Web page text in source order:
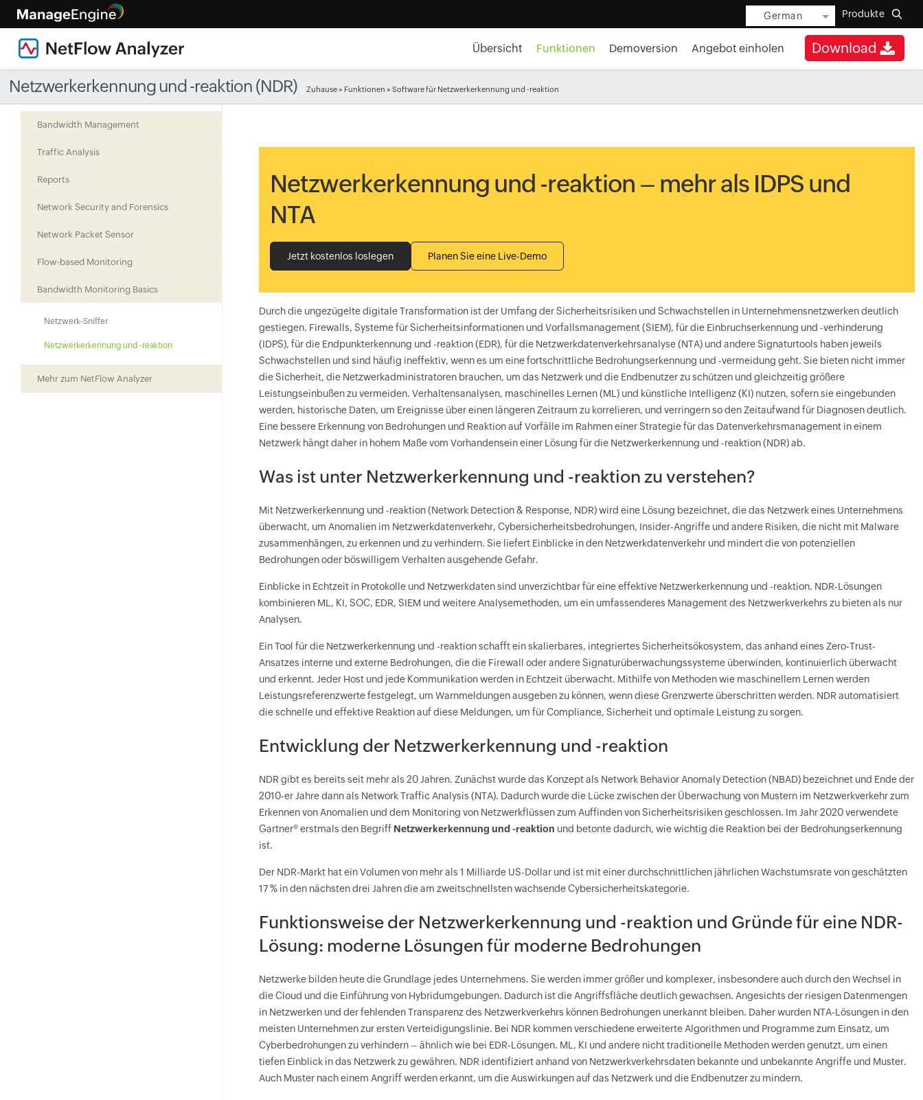
German Produkte
Download
Übersicht Funktionen Demoversion Angebot einholen
Netzwerkerkennung und -reaktion (NDR) Zuhause » Funktionen » Software für Netzwerkerkennung und -reaktion
Bandwidth Management
Traffic Analysis
Reports
Network Security and Forensics
Network Packet Sensor
Flow-based Monitoring
Bandwidth Monitoring Basics
Netzwerk-Sniffer
Netzwerkerkennung und -reaktion
Mehr zum NetFlow Analyzer
Netzwerkerkennung und -reaktion – mehr als IDPS und
NTA
Jetzt kostenlos loslegen Planen Sie eine Live-Demo
Durch die ungezügelte digitale Transformation ist der Umfang der Sicherheitsrisiken und Schwachstellen in Unternehmensnetzwerken deutlich
gestiegen. Firewalls, Systeme für Sicherheitsinformationen und Vorfallsmanagement (SIEM), für die Einbruchserkennung und -verhinderung
(IDPS), für die Endpunkterkennung und -reaktion (EDR), für die Netzwerkdatenverkehrsanalyse (NTA) und andere Signaturtools haben jeweils
Schwachstellen und sind häufig ineffektiv, wenn es um eine fortschrittliche Bedrohungserkennung und -vermeidung geht. Sie bieten nicht immer
die Sicherheit, die Netzwerkadministratoren brauchen, um das Netzwerk und die Endbenutzer zu schützen und gleichzeitig größere
Leistungseinbußen zu vermeiden. Verhaltensanalysen, maschinelles Lernen (ML) und künstliche Intelligenz (KI) nutzen, sofern sie eingebunden
werden, historische Daten, um Ereignisse über einen längeren Zeitraum zu korrelieren, und verringern so den Zeitaufwand für Diagnosen deutlich.
Eine bessere Erkennung von Bedrohungen und Reaktion auf Vorfälle im Rahmen einer Strategie für das Datenverkehrsmanagement in einem
Netzwerk hängt daher in hohem Maße vom Vorhandensein einer Lösung für die Netzwerkerkennung und -reaktion (NDR) ab.
Was ist unter Netzwerkerkennung und -reaktion zu verstehen?
Mit Netzwerkerkennung und -reaktion (Network Detection & Response, NDR) wird eine Lösung bezeichnet, die das Netzwerk eines Unternehmens
überwacht, um Anomalien im Netzwerkdatenverkehr, Cybersicherheitsbedrohungen, Insider-Angriffe und andere Risiken, die nicht mit Malware
zusammenhängen, zu erkennen und zu verhindern. Sie liefert Einblicke in den Netzwerkdatenverkehr und mindert die von potenziellen
Bedrohungen oder böswilligem Verhalten ausgehende Gefahr.
Einblicke in Echtzeit in Protokolle und Netzwerkdaten sind unverzichtbar für eine effektive Netzwerkerkennung und -reaktion. NDR-Lösungen
kombinieren ML, KI, SOC, EDR, SIEM und weitere Analysemethoden, um ein umfassenderes Management des Netzwerkverkehrs zu bieten als nur
Analysen.
Ein Tool für die Netzwerkerkennung und -reaktion schafft ein skalierbares, integriertes Sicherheitsökosystem, das anhand eines Zero-Trust-
Ansatzes interne und externe Bedrohungen, die die Firewall oder andere Signaturüberwachungssysteme überwinden, kontinuierlich überwacht
und erkennt. Jeder Host und jede Kommunikation werden in Echtzeit überwacht. Mithilfe von Methoden wie maschinellem Lernen werden
Leistungsreferenzwerte festgelegt, um Warnmeldungen ausgeben zu können, wenn diese Grenzwerte überschritten werden. NDR automatisiert
die schnelle und effektive Reaktion auf diese Meldungen, um für Compliance, Sicherheit und optimale Leistung zu sorgen.
Entwicklung der Netzwerkerkennung und -reaktion
NDR gibt es bereits seit mehr als 20 Jahren. Zunächst wurde das Konzept als Network Behavior Anomaly Detection (NBAD) bezeichnet und Ende der
2010-er Jahre dann als Network Traffic Analysis (NTA). Dadurch wurde die Lücke zwischen der Überwachung von Mustern im Netzwerkverkehr zum
Erkennen von Anomalien und dem Monitoring von Netzwerkflüssen zum Auffinden von Sicherheitsrisiken geschlossen. Im Jahr 2020 verwendete
Gartner® erstmals den Begriff Netzwerkerkennung und -reaktion und betonte dadurch, wie wichtig die Reaktion bei der Bedrohungserkennung
ist.
Der NDR-Markt hat ein Volumen von mehr als 1 Milliarde US-Dollar und ist mit einer durchschnittlichen jährlichen Wachstumsrate von geschätzten
17 % in den nächsten drei Jahren die am zweitschnellsten wachsende Cybersicherheitskategorie.
Funktionsweise der Netzwerkerkennung und -reaktion und Gründe für eine NDR-
Lösung: moderne Lösungen für moderne Bedrohungen
Netzwerke bilden heute die Grundlage jedes Unternehmens. Sie werden immer größer und komplexer, insbesondere auch durch den Wechsel in
die Cloud und die Einführung von Hybridumgebungen. Dadurch ist die Angriffsfläche deutlich gewachsen. Angesichts der riesigen Datenmengen
in Netzwerken und der fehlenden Transparenz des Netzwerkverkehrs können Bedrohungen unerkannt bleiben. Daher wurden NTA-Lösungen in den
meisten Unternehmen zur ersten Verteidigungslinie. Bei NDR kommen verschiedene erweiterte Algorithmen und Programme zum Einsatz, um
Cyberbedrohungen zu verhindern – ähnlich wie bei EDR-Lösungen. ML, KI und andere nicht traditionelle Methoden werden genutzt, um einen
tiefen Einblick in das Netzwerk zu gewähren. NDR identifiziert anhand von Netzwerkverkehrsdaten bekannte und unbekannte Angriffe und Muster.
Auch Muster nach einem Angriff werden erkannt, um die Auswirkungen auf das Netzwerk und die Endbenutzer zu mindern.